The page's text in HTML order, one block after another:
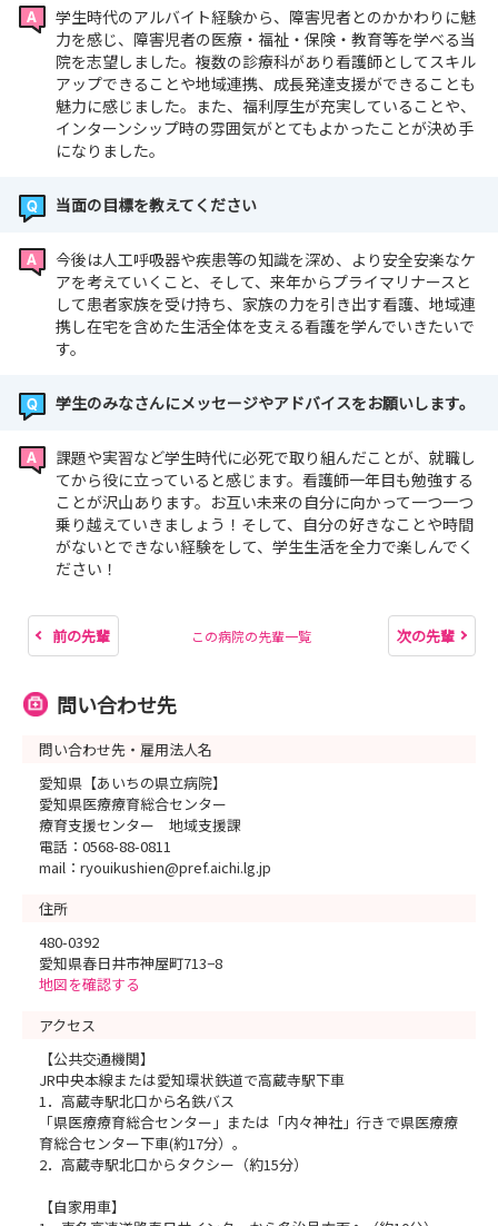
学生時代のアルバイト経験から、障害児者とのかかわりに魅
力を感じ、障害児者の医療・福祉・保険・教育等を学べる当
院を志望しました。複数の診療科があり看護師としてスキル
アップできることや地域連携、成長発達支援ができることも
魅力に感じました。また、福利厚生が充実していることや、
インターンシップ時の雰囲気がとてもよかったことが決め手
になりました。
当面の目標を教えてください
今後は人工呼吸器や疾患等の知識を深め、より安全安楽なケ
アを考えていくこと、そして、来年からプライマリナースと
して患者家族を受け持ち、家族の力を引き出す看護、地域連
携し在宅を含めた生活全体を支える看護を学んでいきたいで
す。
学生のみなさんにメッセージやアドバイスをお願いします。
課題や実習など学生時代に必死で取り組んだことが、就職し
てから役に立っていると感じます。看護師一年目も勉強する
ことが沢山あります。お互い未来の自分に向かって一つ一つ
乗り越えていきましょう！そして、自分の好きなことや時間
がないとできない経験をして、学生生活を全力で楽しんでく
ださい！
前の先輩 この病院の先輩一覧 次の先輩
問い合わせ先
問い合わせ先・雇用法人名
愛知県【あいちの県立病院】
愛知県医療療育総合センター
療育支援センター 地域支援課
電話：0568-88-0811
mail：ryouikushien@pref.aichi.lg.jp
住所
480-0392
愛知県春日井市神屋町713−8
地図を確認する
アクセス
【公共交通機関】
JR中央本線または愛知環状鉄道で高蔵寺駅下車
1．高蔵寺駅北口から名鉄バス
「県医療療育総合センター」または「内々神社」行きで県医療療
育総合センター下車(約17分）。
2．高蔵寺駅北口からタクシー（約15分）
【自家用車】